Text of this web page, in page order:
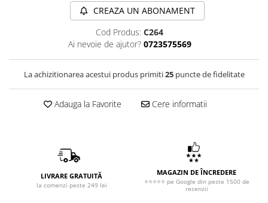
CREAZA UN ABONAMENT
Cod Produs: C264
Ai nevoie de ajutor? 0723575569
La achizitionarea acestui produs primiti25puncte de fidelitate
Adauga la Favorite Cere informatii
LIVRARE GRATUITĂ
la comenzi peste 249 lei
MAGAZIN DE ÎNCREDERE
⭐⭐⭐⭐⭐ pe Google din peste 1500 de
recenzii